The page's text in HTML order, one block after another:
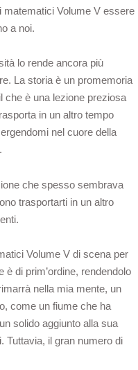
matematici Volume V essere
a noi.
lo rende ancora più
La storia è un promemoria
che è una lezione preziosa
in un altro tempo
nel cuore della
che spesso sembrava
trasportarti in un altro
Volume V di scena per
di prim’ordine, rendendolo
nella mia mente, un
come un fiume che ha
solido aggiunto alla sua
Tuttavia, il gran numero di